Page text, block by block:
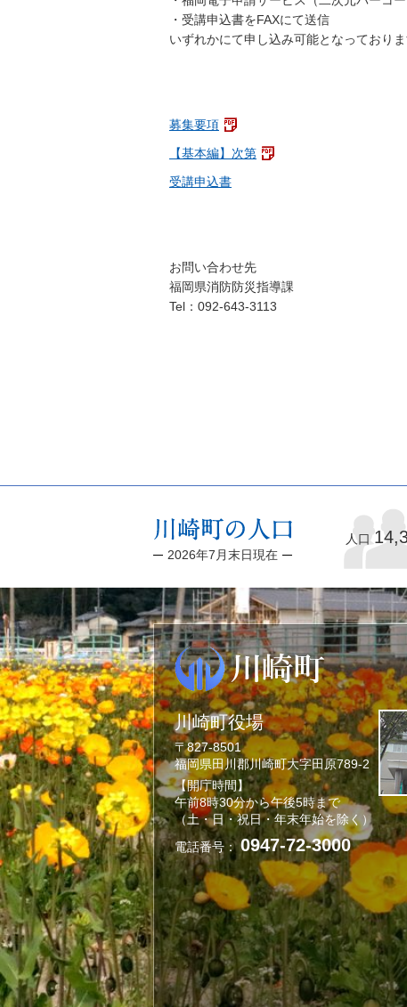
・受講申込書をFAXにて送信
いずれかにて申し込み可能となっておりま
募集要項
【基本編】次第
受講申込書
お問い合わせ先
福岡県消防防災指導課
Tel：092-643-3113
2026年7月末日現在
人口
川崎町役場
〒827-8501
福岡県田川郡川崎町大字田原789-2
【開庁時間】
午前8時30分から午後5時まで
（土・日・祝日・年末年始を除く）
電話番号：0947-72-3000